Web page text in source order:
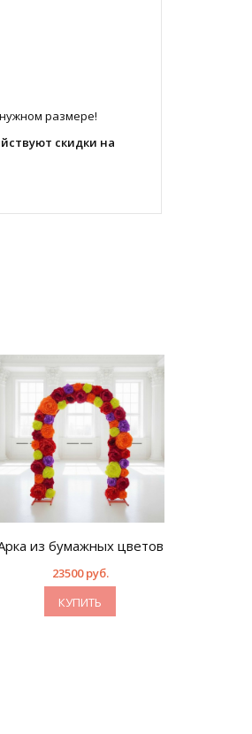
размере!
скидки на
из бумажных цветов
23500 руб.
КУПИТЬ